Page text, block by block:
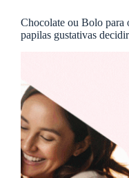
Chocolate ou Bolo para
papilas gustativas